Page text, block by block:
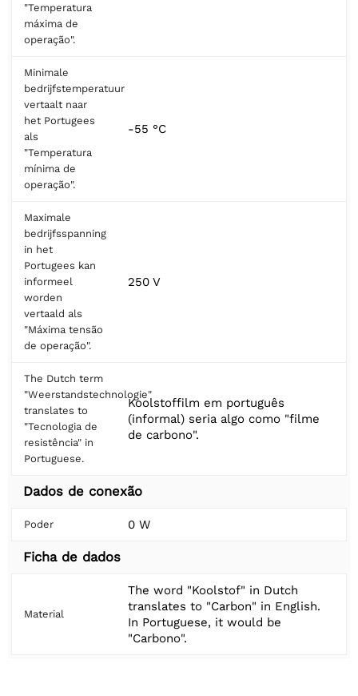
"Temperatura
máxima de
operação".
Minimale
bedrijfstemperatuur
vertaalt naar
het Portugees
als
"Temperatura
mínima de
operação".
-55 °C
Maximale
bedrijfsspanning
in het
Portugees kan
informeel
worden
vertaald als
"Máxima tensão
de operação".
250 V
The Dutch term
"Weerstandstechnologie"
translates to
"Tecnologia de
resistência" in
Portuguese.
Koolstoffilm em português
(informal) seria algo como "filme
de carbono".
Dados de conexão
Poder 0 W
Ficha de dados
Material
The word "Koolstof" in Dutch
translates to "Carbon" in English.
In Portuguese, it would be
"Carbono".